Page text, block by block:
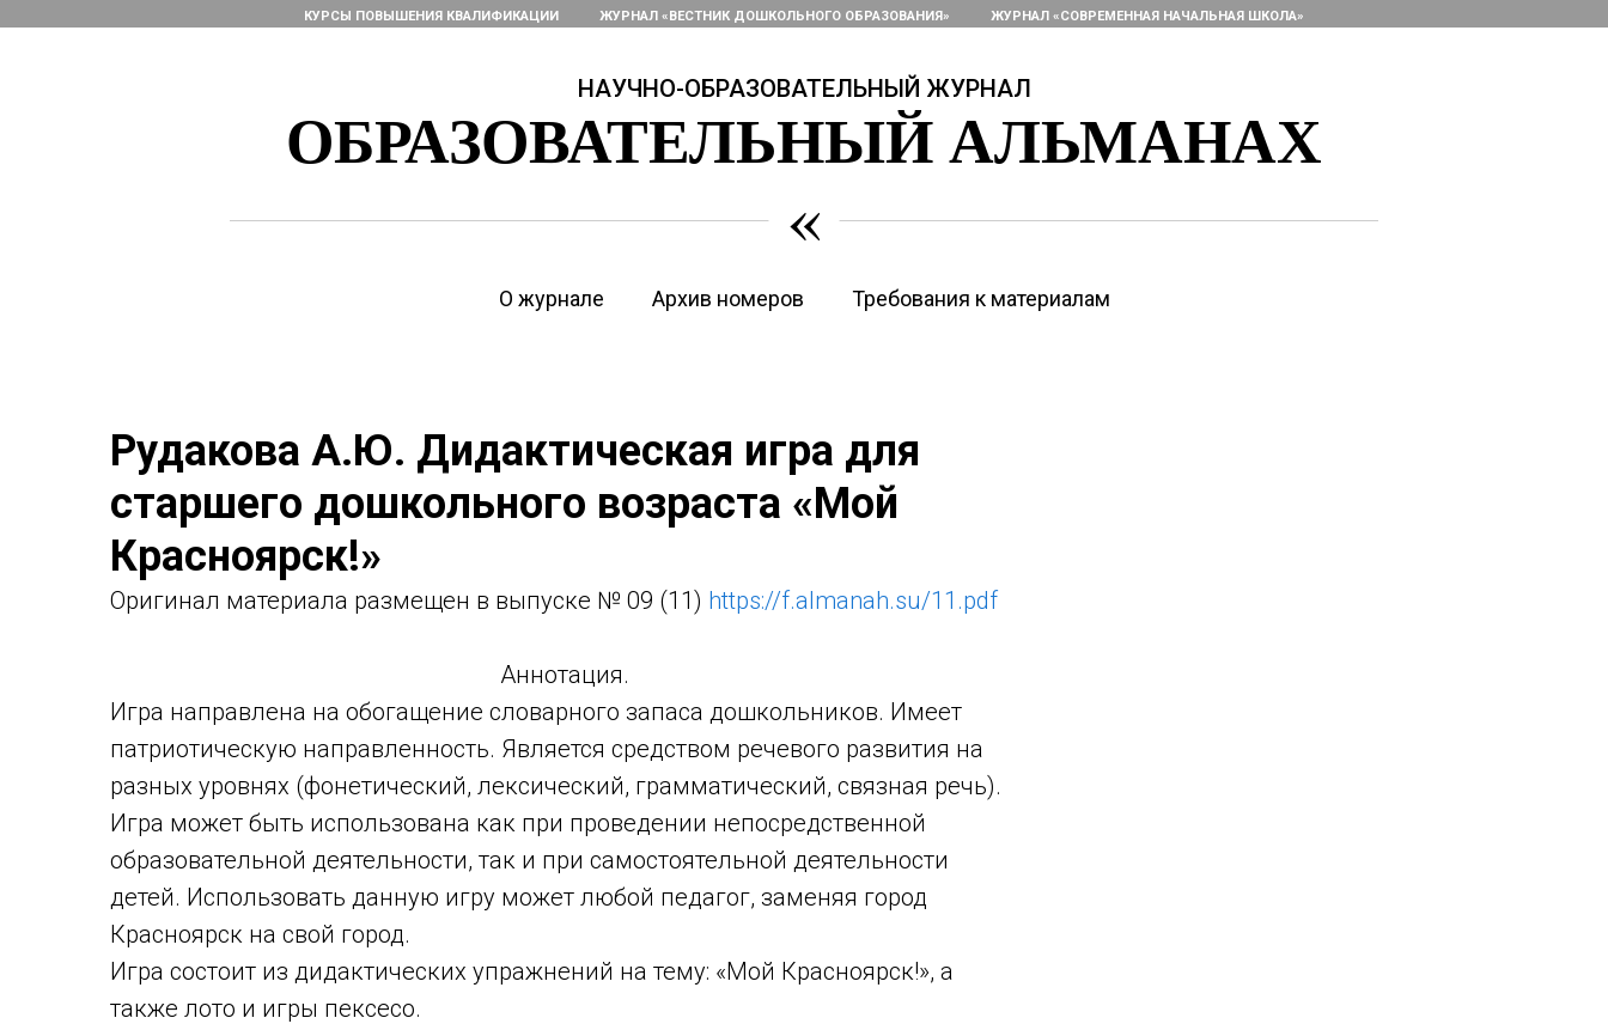
КУРСЫ ПОВЫШЕНИЯ КВАЛИФИКАЦИИ ЖУРНАЛ «ВЕСТНИК ДОШКОЛЬНОГО ОБРАЗОВАНИЯ» ЖУРНАЛ «СОВРЕМЕННАЯ НАЧАЛЬНАЯ ШКОЛА»
НАУЧНО-ОБРАЗОВАТЕЛЬНЫЙ ЖУРНАЛ
ОБРАЗОВАТЕЛЬНЫЙ АЛЬМАНАХ
«
О журнале Архив номеров Требования к материалам
Рудакова А.Ю. Дидактическая игра для
старшего дошкольного возраста «Мой
Красноярск!»
Оригинaл материала размещен в выпуске № 09 (11) https://f.almanah.su/11.pdf
Аннотация.
Игра направлена на обогащение словарного запаса дошкольников. Имеет
патриотическую направленность. Является средством речевого развития на
разных уровнях (фонетический, лексический, грамматический, связная речь).
Игра может быть использована как при проведении непосредственной
образовательной деятельности, так и при самостоятельной деятельности
детей. Использовать данную игру может любой педагог, заменяя город
Красноярск на свой город.
Игра состоит из дидактических упражнений на тему: «Мой Красноярск!», а
также лото и игры пексесо.